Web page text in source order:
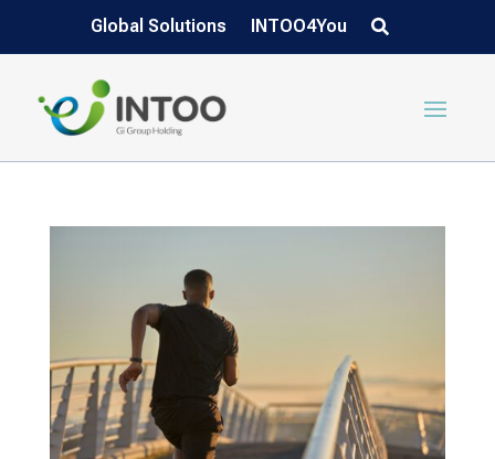
Global Solutions INTOO4You